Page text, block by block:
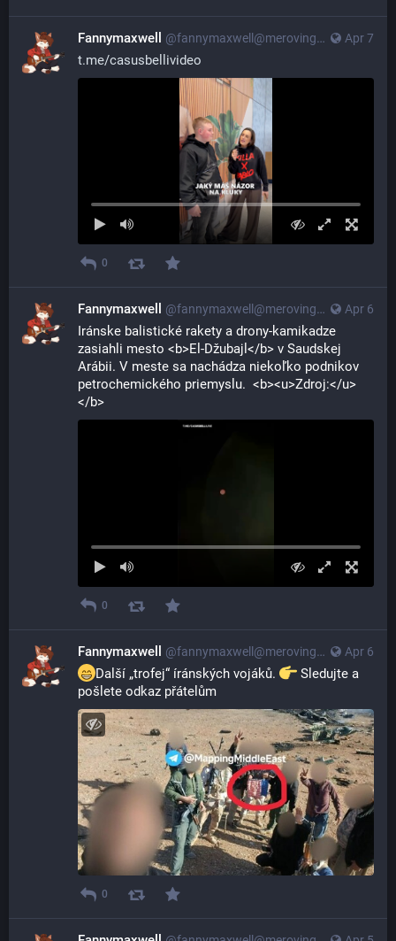
Apr 7
Fannymaxwell @fannymaxwell@merovingian.club
t.me/casusbellivideo
0
Apr 6
Fannymaxwell @fannymaxwell@merovingian.club
Iránske balistické rakety a drony-kamikadze
zasiahli mesto <b>El-Džubajl</b> v Saudskej
Arábii. V meste sa nachádza niekoľko podnikov
petrochemického priemyslu.  <b><u>Zdroj:</u>
</b>
0
Apr 6
Fannymaxwell @fannymaxwell@merovingian.club
Další „trofej“ íránských vojáků.
Sledujte a
pošlete odkaz přátelům
0